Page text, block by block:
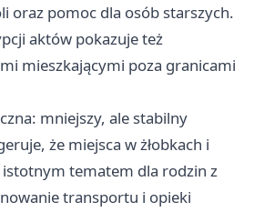
oraz pomoc dla osób starszych.
aktów pokazuje też
mieszkającymi poza granicami
mniejszy, ale stabilny
że miejsca w żłobkach i
istotnym tematem dla rodzin z
transportu i opieki